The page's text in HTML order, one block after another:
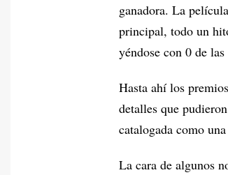
ganadora. La
principal, todo un
yéndose con 0 de
Hasta ahí los
detalles que
catalogada como
La cara de algunos